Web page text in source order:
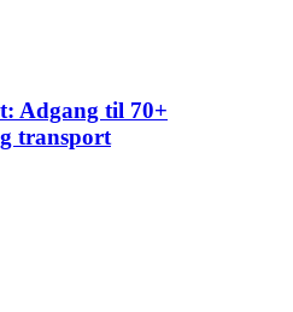
Adgang til 70+
transport